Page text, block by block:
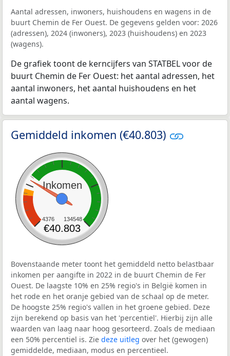
Aantal adressen, inwoners, huishoudens en wagens in de
buurt Chemin de Fer Ouest. De gegevens gelden voor: 2026
(adressen), 2024 (inwoners), 2023 (huishoudens) en 2023
(wagens).
De grafiek toont de kerncijfers van STATBEL voor de
buurt Chemin de Fer Ouest: het aantal adressen, het
aantal inwoners, het aantal huishoudens en het
aantal wagens.
Gemiddeld inkomen (€40.803)
Inkomen
4376 134548
€40.803
Bovenstaande meter toont het gemiddeld netto belastbaar
inkomen per aangifte in 2022 in de buurt Chemin de Fer
Ouest. De laagste 10% en 25% regio's in België komen in
het rode en het oranje gebied van de schaal op de meter.
De hoogste 25% regio's vallen in het groene gebied. Deze
zijn berekend op basis van het 'percentiel'. Hierbij zijn alle
waarden van laag naar hoog gesorteerd. Zoals de mediaan
een 50% percentiel is. Zie deze uitleg over het (gewogen)
gemiddelde, mediaan, modus en percentieel.